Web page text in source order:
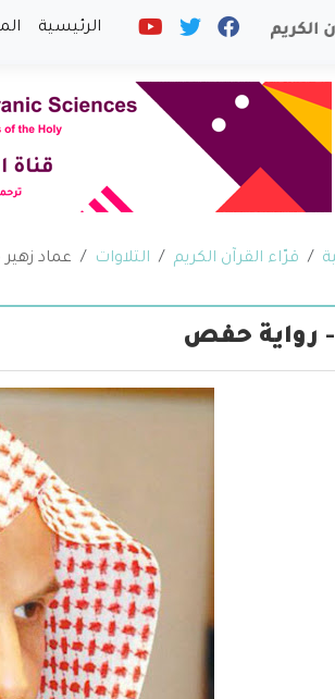
الرئيسية
قرّاء القرآن الكريم التلاوات عماد
- رواية حفص